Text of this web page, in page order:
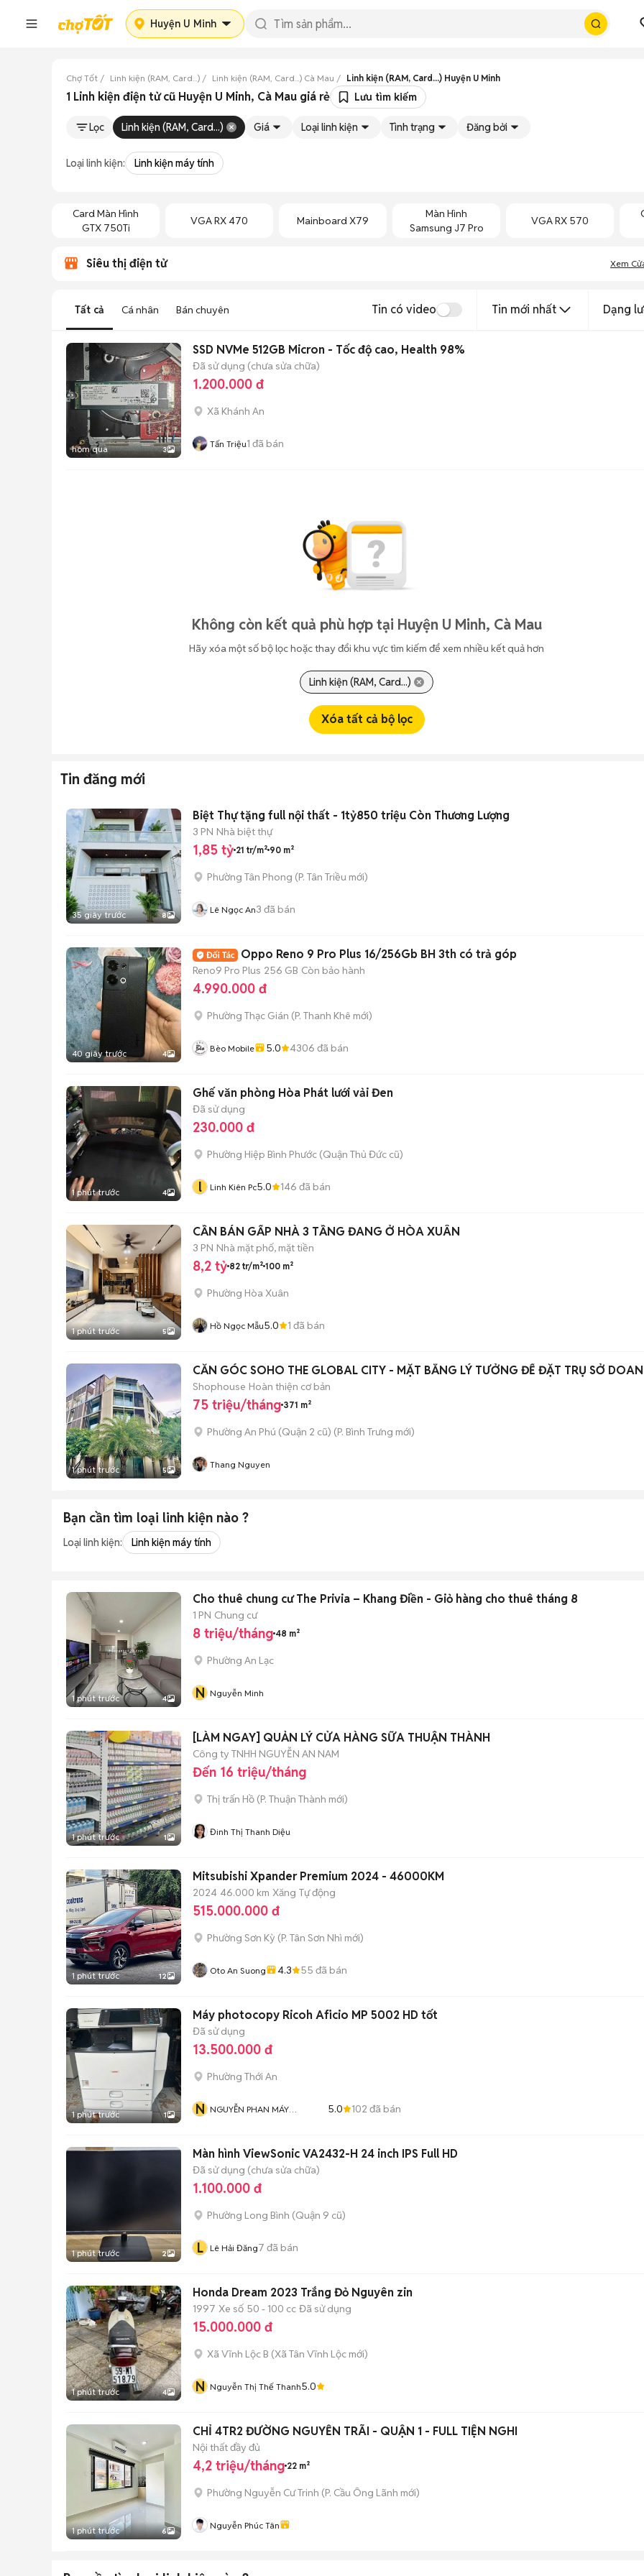
Huyện U Minh
Chợ Tốt Linh kiện (RAM, Card...) Linh kiện (RAM, Card...) Cà Mau Linh kiện (RAM, Card...) Huyện U Minh
1 Linh kiện điện tử cũ Huyện U Minh, Cà Mau giá rẻ Lưu tìm kiếm
Lọc Linh kiện (RAM, Card...) Giá Loại linh kiện Tình trạng Đăng bởi
Loại linh kiện: Linh kiện máy tính
Card Màn Hình
GTX 750Ti
VGA RX 470 Mainboard X79
Màn Hình
Samsung J7 Pro
VGA RX 570
Siêu thị điện tử Xem
Tất cả Cá nhân Bán chuyên Tin có video Tin mới nhất Dạng
hôm qua 3
SSD NVMe 512GB Micron - Tốc độ cao, Health 98%
Đã sử dụng (chưa sửa chữa)
1.200.000 đ
Xã Khánh An
Tấn Triệu1 đã bán
Không còn kết quả phù hợp tại Huyện U Minh, Cà Mau
Hãy xóa một số bộ lọc hoặc thay đổi khu vực tìm kiếm để xem nhiều kết quả hơn
Linh kiện (RAM, Card...)
Xóa tất cả bộ lọc
Tin đăng mới
35 giây trước 8
Biệt Thự tặng full nội thất - 1tỷ850 triệu Còn Thương Lượng
3 PN Nhà biệt thự
1,85 tỷ 21 tr/m² 90 m²
Phường Tân Phong (P. Tân Triều mới)
Lê Ngọc An3 đã bán
40 giây trước 4
Oppo Reno 9 Pro Plus 16/256Gb BH 3th có trả góp
Reno9 Pro Plus 256 GB Còn bảo hành
4.990.000 đ
Phường Thạc Gián (P. Thanh Khê mới)
Bèo Mobile 5.0 4306 đã bán
1 phút trước 4
Ghế văn phòng Hòa Phát lưới vải Đen
Đã sử dụng
230.000 đ
Phường Hiệp Bình Phước (Quận Thủ Đức cũ)
l Linh Kiên Pc5.0 146 đã bán
1 phút trước 5
CẦN BÁN GẤP NHÀ 3 TẦNG ĐANG Ở HÒA XUÂN
3 PN Nhà mặt phố, mặt tiền
8,2 tỷ 82 tr/m² 100 m²
Phường Hòa Xuân
Hồ Ngọc Mẫu5.0 1 đã bán
1 phút trước 5
CĂN GÓC SOHO THE GLOBAL CITY - MẶT BẰNG LÝ TƯỞNG ĐỂ ĐẶT TRỤ SỞ
Shophouse Hoàn thiện cơ bản
75 triệu/tháng 371 m²
Phường An Phú (Quận 2 cũ) (P. Bình Trưng mới)
Thang Nguyen
Bạn cần tìm loại linh kiện nào ?
Loại linh kiện: Linh kiện máy tính
1 phút trước 4
Cho thuê chung cư The Privia – Khang Điền - Giỏ hàng cho thuê tháng 8
1 PN Chung cư
8 triệu/tháng 48 m²
Phường An Lạc
N Nguyễn Minh
1 phút trước 1
[LÀM NGAY] QUẢN LÝ CỬA HÀNG SỮA THUẬN THÀNH
Công ty TNHH NGUYỄN AN NAM
Đến 16 triệu/tháng
Thị trấn Hồ (P. Thuận Thành mới)
Đinh Thị Thanh Diệu
1 phút trước 12
Mitsubishi Xpander Premium 2024 - 46000KM
2024 46.000 km Xăng Tự động
515.000.000 đ
Phường Sơn Kỳ (P. Tân Sơn Nhì mới)
Oto An Suong 4.3 55 đã bán
1 phút trước 1
Máy photocopy Ricoh Aficio MP 5002 HD tốt
Đã sử dụng
13.500.000 đ
Phường Thới An
N NGUYỄN PHAN MÁY
5.0 102 đã bán
1 phút trước 2
Màn hình ViewSonic VA2432-H 24 inch IPS Full HD
Đã sử dụng (chưa sửa chữa)
1.100.000 đ
Phường Long Bình (Quận 9 cũ)
L Lê Hải Đăng7 đã bán
1 phút trước 4
Honda Dream 2023 Trắng Đỏ Nguyên zin
1997 Xe số 50 - 100 cc Đã sử dụng
15.000.000 đ
Xã Vĩnh Lộc B (Xã Tân Vĩnh Lộc mới)
N Nguyễn Thị Thế Thanh5.0
1 phút trước 6
CHỈ 4TR2 ĐƯỜNG NGUYỄN TRÃI - QUẬN 1 - FULL TIỆN NGHI
Nội thất đầy đủ
4,2 triệu/tháng 22 m²
Phường Nguyễn Cư Trinh (P. Cầu Ông Lãnh mới)
Nguyễn Phúc Tân